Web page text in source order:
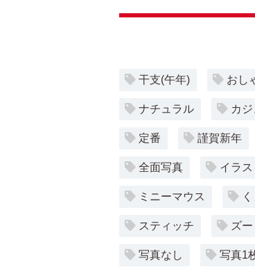
干支(午年) おし
ナチュラル カ
定番 謹賀新年
全面写真 イラス
ミニーマウス
スティッチ ズ
写真なし 写真1